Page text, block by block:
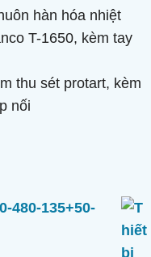
480-135+50-